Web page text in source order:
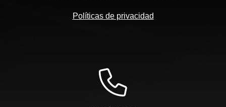
Políticas de privacidad